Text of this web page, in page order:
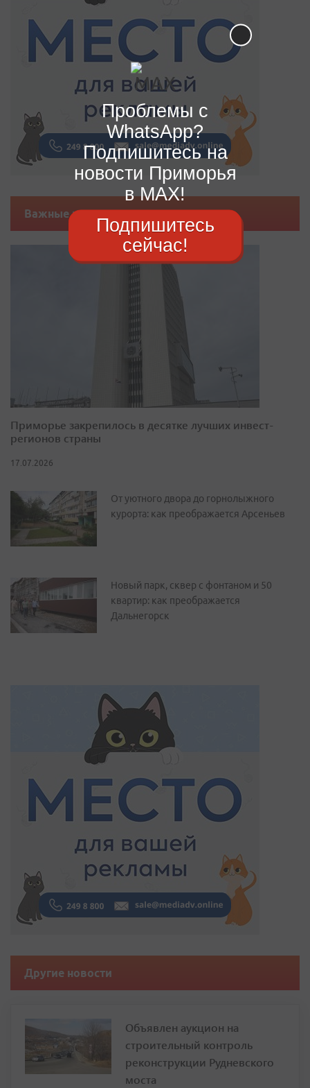
Важные новости
Приморье закрепилось в десятке лучших инвест-
регионов страны
17.07.2026
От уютного двора до горнолыжного
курорта: как преображается Арсеньев
Новый парк, сквер с фонтаном и 50
квартир: как преображается
Дальнегорск
Другие новости
Объявлен аукцион на
строительный контроль
реконструкции Рудневского
моста
Проблемы с
WhatsApp?
Подпишитесь на
новости Приморья
в MAX!
Подпишитесь
сейчас!